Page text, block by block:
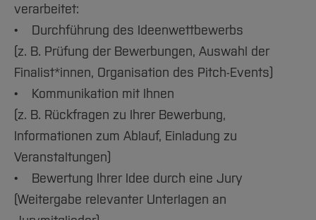
verarbeitet:
• Durchführung des Ideenwettbewerbs
(z. B. Prüfung der Bewerbungen, Auswahl der
Finalist*innen, Organisation des Pitch-Events)
• Kommunikation mit Ihnen
(z. B. Rückfragen zu Ihrer Bewerbung,
Informationen zum Ablauf, Einladung zu
Veranstaltungen)
• Bewertung Ihrer Idee durch eine Jury
(Weitergabe relevanter Unterlagen an